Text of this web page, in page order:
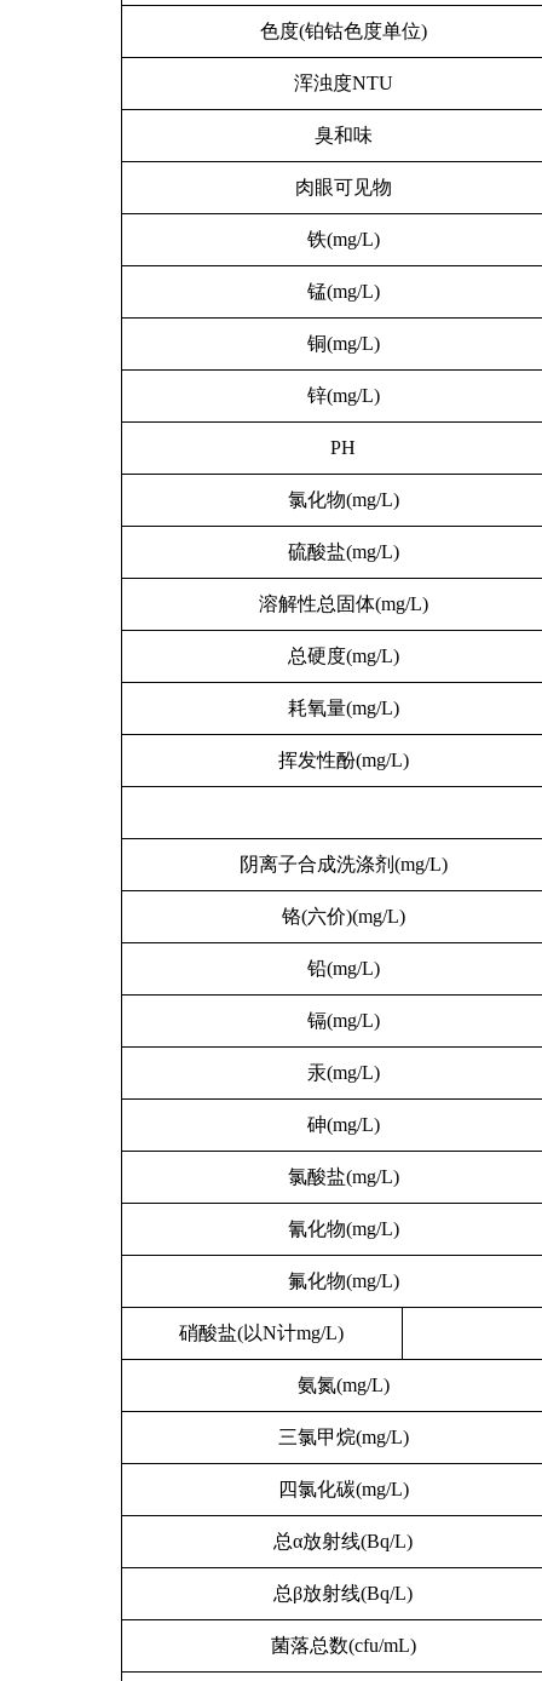
色度(铂钴色度单位)
浑浊度NTU
臭和味
肉眼可见物
铁(mg/L)
锰(mg/L)
铜(mg/L)
锌(mg/L)
PH
氯化物(mg/L)
硫酸盐(mg/L)
溶解性总固体(mg/L)
总硬度(mg/L)
耗氧量(mg/L)
挥发性酚(mg/L)
阴离子合成洗涤剂(mg/L)
铬(六价)(mg/L)
铅(mg/L)
镉(mg/L)
汞(mg/L)
砷(mg/L)
氯酸盐(mg/L)
氰化物(mg/L)
氟化物(mg/L)
硝酸盐(以N计mg/L)
氨氮(mg/L)
三氯甲烷(mg/L)
四氯化碳(mg/L)
总α放射线(Bq/L)
总β放射线(Bq/L)
菌落总数(cfu/mL)